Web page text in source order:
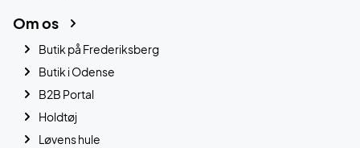
Om os
Butik på Frederiksberg
Butik i Odense
B2B Portal
Holdtøj
Løvens hule